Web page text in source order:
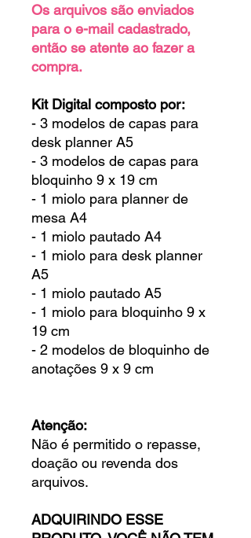
Os arquivos são enviados
para o e-mail cadastrado,
então se atente ao fazer a
compra.
Kit Digital composto por:
- 3 modelos de capas para
desk planner A5
- 3 modelos de capas para
bloquinho 9 x 19 cm
- 1 miolo para planner de
mesa A4
- 1 miolo pautado A4
- 1 miolo para desk planner
A5
- 1 miolo pautado A5
- 1 miolo para bloquinho 9 x
19 cm
- 2 modelos de bloquinho de
anotações 9 x 9 cm
Atenção:
Não é permitido o repasse,
doação ou revenda dos
arquivos.
ADQUIRINDO ESSE